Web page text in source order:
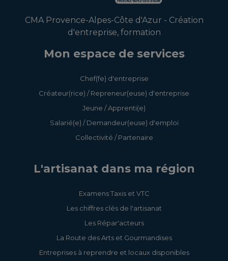
CMA Provence-Alpes-Côte d'Azur - Création
d'entreprise, formation
Mon espace de services
Chef(fe) d'entreprise
Créateur(rice) / Repreneur(euse) d'entreprise
Jeune / Apprenti(e)
Salarié(e) / Demandeur(euse) d'emploi
Collectivité / Partenaire
L'artisanat dans ma région
Examens Taxis et VTC
Les chiffres clés de l'artisanat
Les Répar'acteurs
La Route des Arts et Gourmandises
Entreprises à reprendre et locaux disponibles